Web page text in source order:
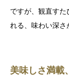
ですが、観直すた
れる、味わい深さ
美味しさ満載